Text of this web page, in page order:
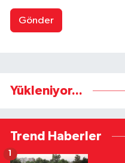
Gönder
Yükleniyor...
Trend Haberler
1